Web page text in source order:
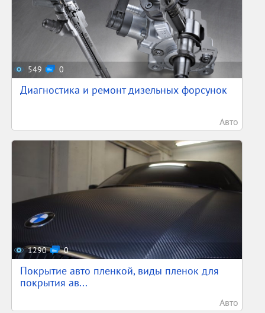
549 0
Диагностика и ремонт дизельных форсунок
Авто
1290 0
Покрытие авто пленкой, виды пленок для
покрытия ав...
Авто